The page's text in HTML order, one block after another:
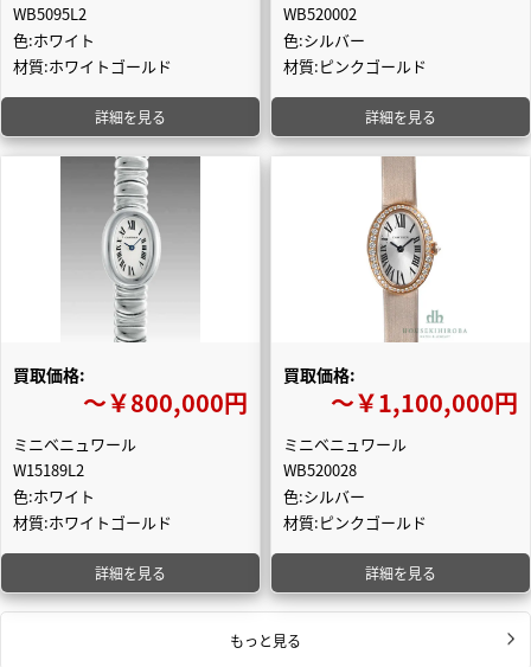
WB5095L2
色:ホワイト
材質:ホワイトゴールド
詳細を見る
WB520002
色:シルバー
材質:ピンクゴールド
詳細を見る
買取価格:
〜￥800,000円
ミニベニュワール
W15189L2
色:ホワイト
材質:ホワイトゴールド
詳細を見る
買取価格:
〜￥1,100,000円
ミニベニュワール
WB520028
色:シルバー
材質:ピンクゴールド
詳細を見る
もっと見る